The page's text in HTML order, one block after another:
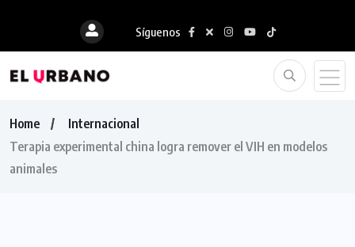
Síguenos
Home
Internacional
Terapia experimental china logra remover el VIH en modelos
animales